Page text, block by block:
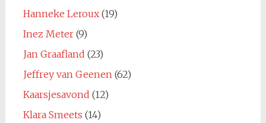
Hanneke Leroux(19)
Inez Meter(9)
Jan Graafland (23)
Jeffrey van Geenen (62)
Kaarsjesavond (12)
Klara Smeets (14)